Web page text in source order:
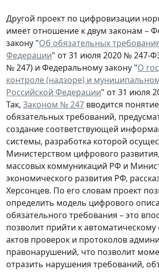
Другой проект по цифровизации
имеет отношение к двум законам –
закону "Об обязательных
Федерации" от 31 июля 2020 № 247-
№ 247) и Федеральному закону "О
контроле (надзоре) и
Российской Федерации" от 31 июля
Так, Законом № 247 вводится
обязательных требований,
создание соответствующей
системы, разработка которой
Министерством цифрового
массовых коммуникаций РФ и
экономического развития РФ,
Херсонцев. По его словам проект
определить модель цифрового
обязательного требования – это
позволит прийти к
актов проверок и протоколов
правонарушений, что позволит
отразить нарушения требований,